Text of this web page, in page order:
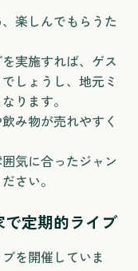
楽しんでもらうた
実施すれば、ゲス
しょうし、地元ミ
ります。
み物が売れやすく
気に合ったジャン
さい。
定期的ライブ
を開催していま